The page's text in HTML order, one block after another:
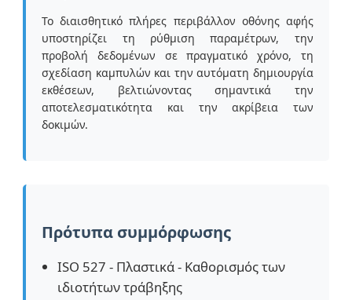
Μηχανή δοκιμής γδαρσίματος
λαστιχένιος εξοπλισμός δοκιμής
Εξοπλισμός δοκιμής συσκευασίας
Το διαισθητικό πλήρες περιβάλλον οθόνης αφής
υποστηρίζει τη ρύθμιση παραμέτρων, την
προβολή δεδομένων σε πραγματικό χρόνο, τη
σχεδίαση καμπυλών και την αυτόματη δημιουργία
εκθέσεων, βελτιώνοντας σημαντικά την
αποτελεσματικότητα και την ακρίβεια των
δοκιμών.
Πρότυπα συμμόρφωσης
ISO 527 - Πλαστικά - Καθορισμός των
ιδιοτήτων τράβηξης